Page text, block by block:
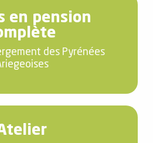
en pension
des Pyrénées